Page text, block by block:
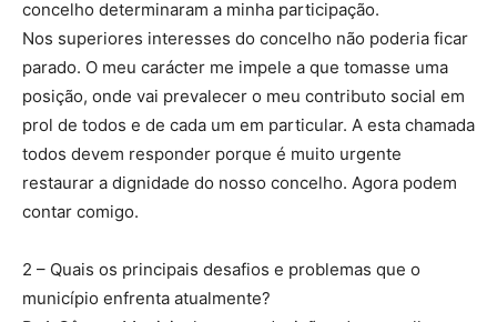
concelho determinaram a minha participação.
Nos superiores interesses do concelho não poderia ficar
parado. O meu carácter me impele a que tomasse uma
posição, onde vai prevalecer o meu contributo social em
prol de todos e de cada um em particular. A esta chamada
todos devem responder porque é muito urgente
restaurar a dignidade do nosso concelho. Agora podem
contar comigo.
2 – Quais os principais desafios e problemas que o
município enfrenta atualmente?